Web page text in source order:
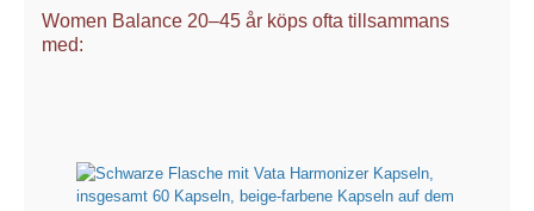
Women Balance 20–45 år köps ofta tillsammans
med: